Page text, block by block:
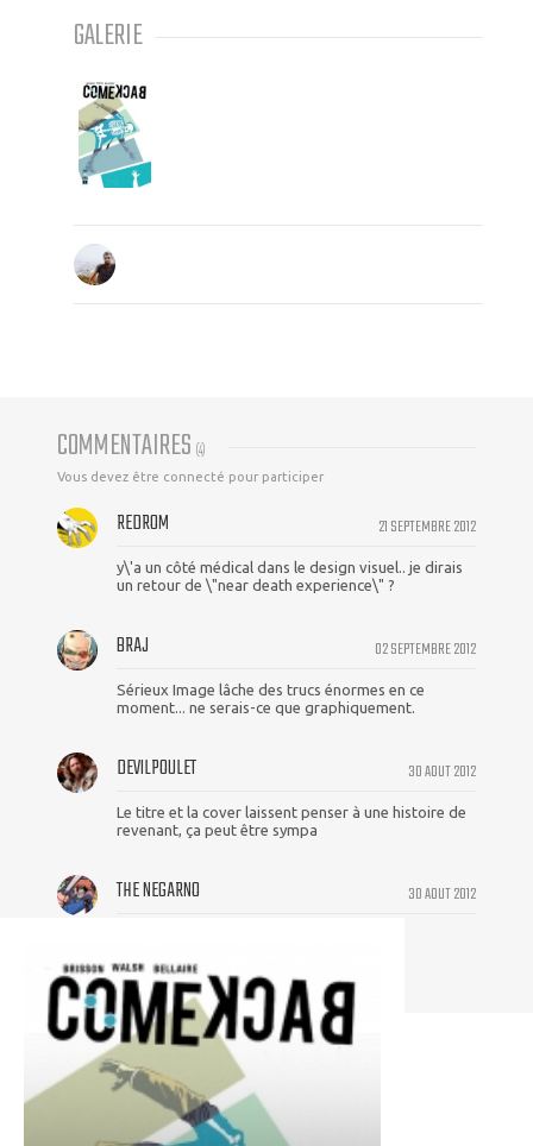
GALERIE
COMMENTAIRES (4)
Vous devez être connecté pour participer
21 SEPTEMBRE 2012
REDROM
y\'a un côté médical dans le design visuel.. je dirais
un retour de \"near death experience\" ?
02 SEPTEMBRE 2012
BRAJ
Sérieux Image lâche des trucs énormes en ce
moment... ne serais-ce que graphiquement.
30 AOUT 2012
DEVILPOULET
Le titre et la cover laissent penser à une histoire de
revenant, ça peut être sympa
30 AOUT 2012
THE NEGARNO